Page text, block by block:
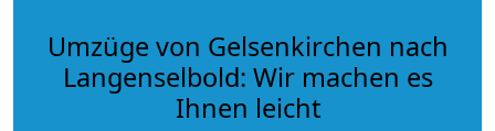
Umzüge von Gelsenkirchen nach
Langenselbold: Wir machen es
Ihnen leicht